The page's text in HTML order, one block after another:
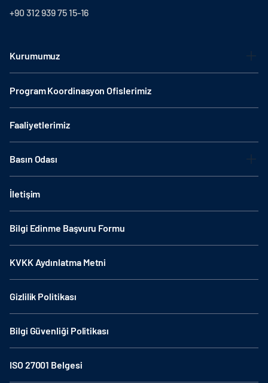
+90 312 939 75 15-16
Kurumumuz
Program Koordinasyon Ofislerimiz
Faaliyetlerimiz
Basın Odası
İletişim
Bilgi Edinme Başvuru Formu
KVKK Aydınlatma Metni
Gizlilik Politikası
Bilgi Güvenliği Politikası
ISO 27001 Belgesi